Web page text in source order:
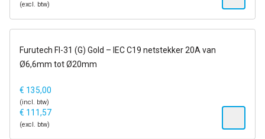
(excl. btw)
op voorraad
Furutech FI-31 (G) Gold – IEC C19 netstekker 20A van
Ø6,6mm tot Ø20mm
€ 135,00
(incl. btw)
€ 111,57
(excl. btw)